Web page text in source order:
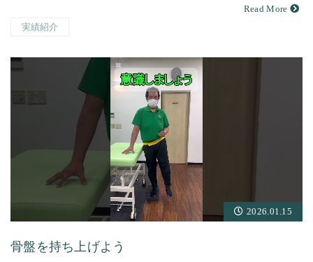
Read More
実績紹介
2026.01.15
骨盤を持ち上げよう